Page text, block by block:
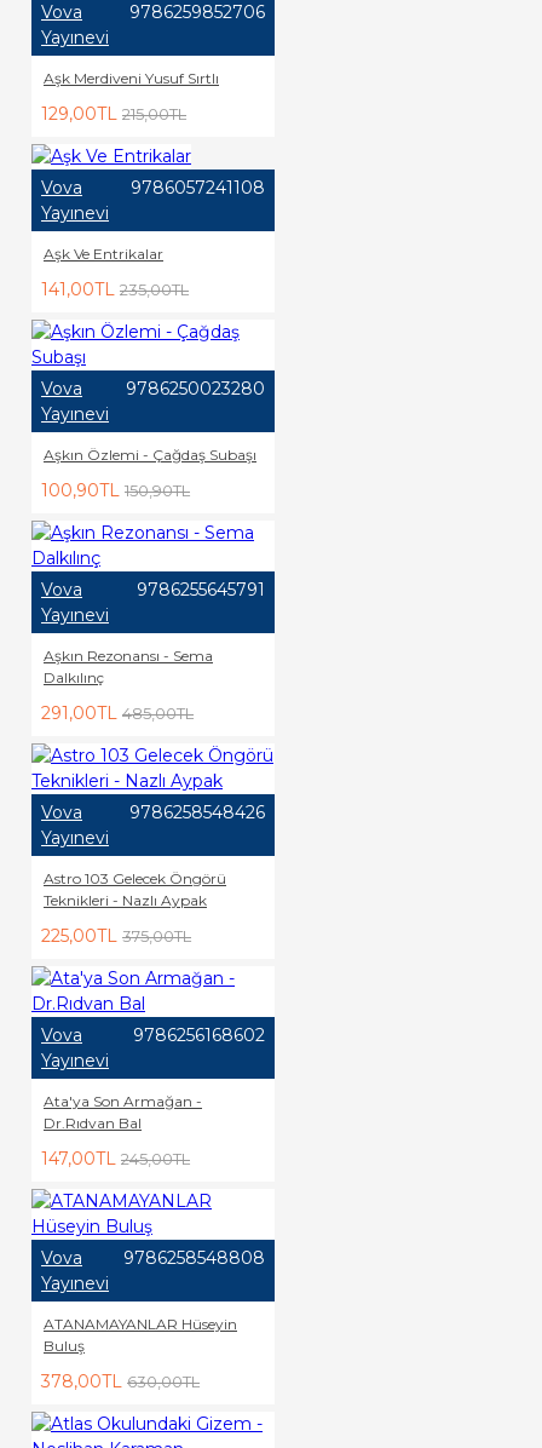
Vova
Yayınevi
9786259852706
Aşk Merdiveni Yusuf Sırtlı
129,00TL 215,00TL
Vova
Yayınevi
9786057241108
Aşk Ve Entrikalar
141,00TL 235,00TL
Vova
Yayınevi
9786250023280
Aşkın Özlemi - Çağdaş Subaşı
100,90TL 150,90TL
Vova
Yayınevi
9786255645791
Aşkın Rezonansı - Sema
Dalkılınç
291,00TL 485,00TL
Vova
Yayınevi
9786258548426
Astro 103 Gelecek Öngörü
Teknikleri - Nazlı Aypak
225,00TL 375,00TL
Vova
Yayınevi
9786256168602
Ata'ya Son Armağan -
Dr.Rıdvan Bal
147,00TL 245,00TL
Vova
Yayınevi
9786258548808
ATANAMAYANLAR Hüseyin
Buluş
378,00TL 630,00TL